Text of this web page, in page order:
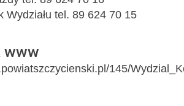
Wydziału tel. 89 624 70 15
www
145/